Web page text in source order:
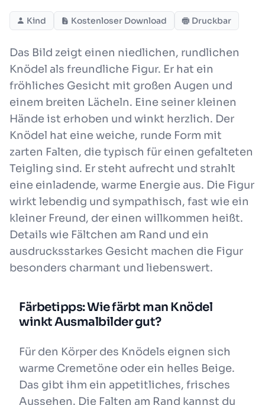
Kind Kostenloser Download Druckbar
Das Bild zeigt einen niedlichen, rundlichen
Knödel als freundliche Figur. Er hat ein
fröhliches Gesicht mit großen Augen und
einem breiten Lächeln. Eine seiner kleinen
Hände ist erhoben und winkt herzlich. Der
Knödel hat eine weiche, runde Form mit
zarten Falten, die typisch für einen gefalteten
Teigling sind. Er steht aufrecht und strahlt
eine einladende, warme Energie aus. Die Figur
wirkt lebendig und sympathisch, fast wie ein
kleiner Freund, der einen willkommen heißt.
Details wie Fältchen am Rand und ein
ausdrucksstarkes Gesicht machen die Figur
besonders charmant und liebenswert.
Färbetipps: Wie färbt man Knödel
winkt Ausmalbilder gut?
Für den Körper des Knödels eignen sich
warme Cremetöne oder ein helles Beige.
Das gibt ihm ein appetitliches, frisches
Aussehen. Die Falten am Rand kannst du